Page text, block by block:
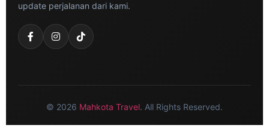
update perjalanan dari kami.
© 2026 Mahkota Travel. All Rights Reserved.